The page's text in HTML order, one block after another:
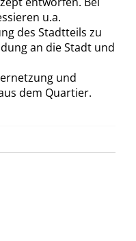
u.a.
des Stadtteils zu
an die Stadt und
und
dem Quartier.